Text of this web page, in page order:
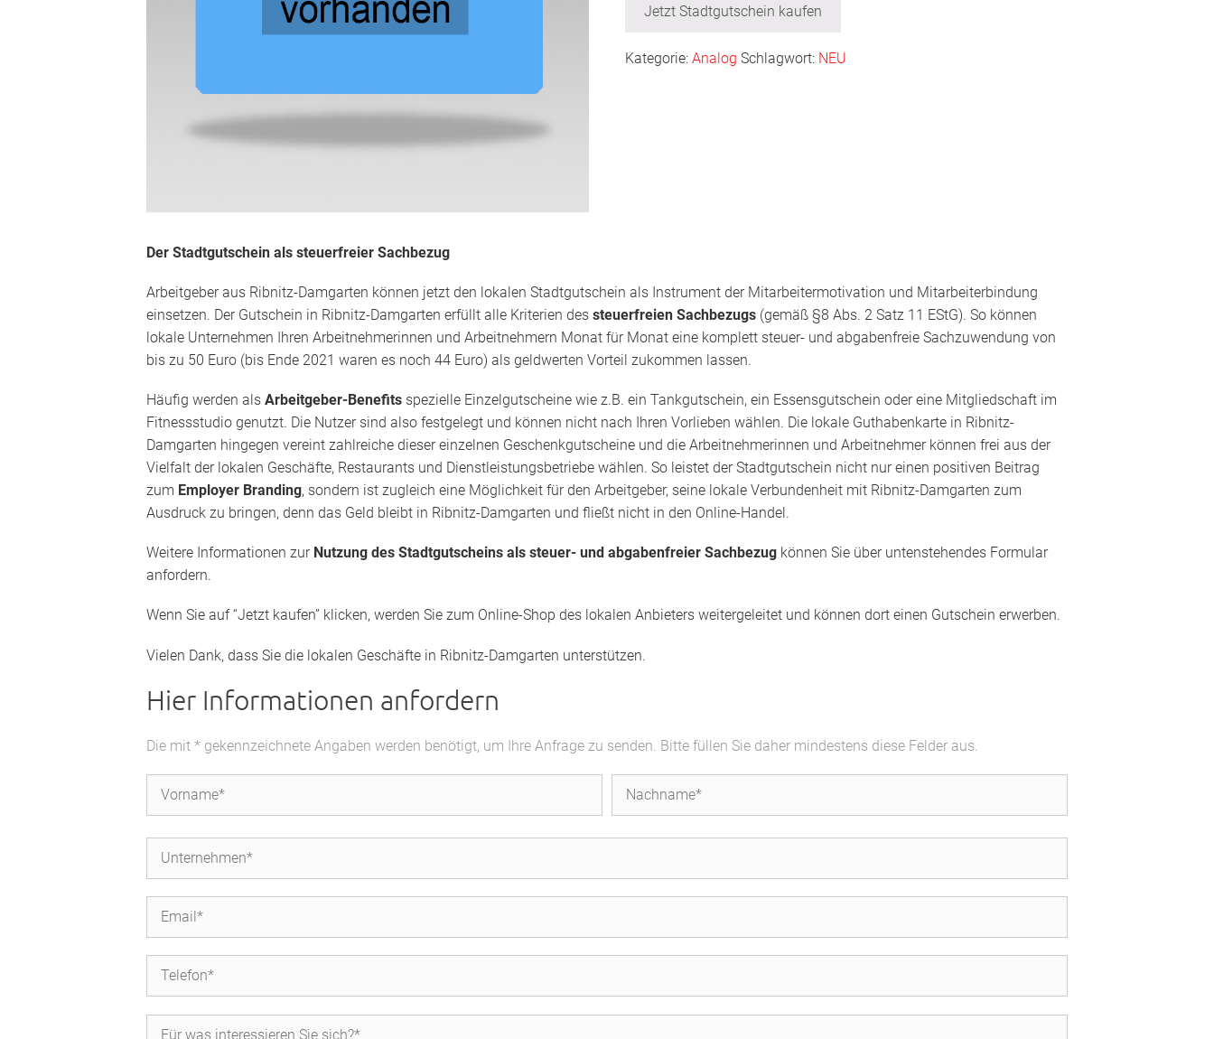
Jetzt Stadtgutschein kaufen
Kategorie:Analog Schlagwort: NEU
Der Stadtgutschein als steuerfreier Sachbezug
Arbeitgeber aus Ribnitz-Damgarten können jetzt den lokalen Stadtgutschein als Instrument der Mitarbeitermotivation und Mitarbeiterbindung
einsetzen. Der Gutschein in Ribnitz-Damgarten erfüllt alle Kriterien des steuerfreien Sachbezugs (gemäß §8 Abs. 2 Satz 11 EStG). So können
lokale Unternehmen Ihren Arbeitnehmerinnen und Arbeitnehmern Monat für Monat eine komplett steuer- und abgabenfreie Sachzuwendung von
bis zu 50 Euro (bis Ende 2021 waren es noch 44 Euro) als geldwerten Vorteil zukommen lassen.
Häufig werden als Arbeitgeber-Benefits spezielle Einzelgutscheine wie z.B. ein Tankgutschein, ein Essensgutschein oder eine Mitgliedschaft im
Fitnessstudio genutzt. Die Nutzer sind also festgelegt und können nicht nach Ihren Vorlieben wählen. Die lokale Guthabenkarte in Ribnitz-
Damgarten hingegen vereint zahlreiche dieser einzelnen Geschenkgutscheine und die Arbeitnehmerinnen und Arbeitnehmer können frei aus der
Vielfalt der lokalen Geschäfte, Restaurants und Dienstleistungsbetriebe wählen. So leistet der Stadtgutschein nicht nur einen positiven Beitrag
zum Employer Branding, sondern ist zugleich eine Möglichkeit für den Arbeitgeber, seine lokale Verbundenheit mit Ribnitz-Damgarten zum
Ausdruck zu bringen, denn das Geld bleibt in Ribnitz-Damgarten und fließt nicht in den Online-Handel.
Weitere Informationen zur Nutzung des Stadtgutscheins als steuer- und abgabenfreier Sachbezug können Sie über untenstehendes Formular
anfordern.
Wenn Sie auf “Jetzt kaufen” klicken, werden Sie zum Online-Shop des lokalen Anbieters weitergeleitet und können dort einen Gutschein erwerben.
Vielen Dank, dass Sie die lokalen Geschäfte in Ribnitz-Damgarten unterstützen.
Hier Informationen anfordern
Die mit * gekennzeichnete Angaben werden benötigt, um Ihre Anfrage zu senden. Bitte füllen Sie daher mindestens diese Felder aus.